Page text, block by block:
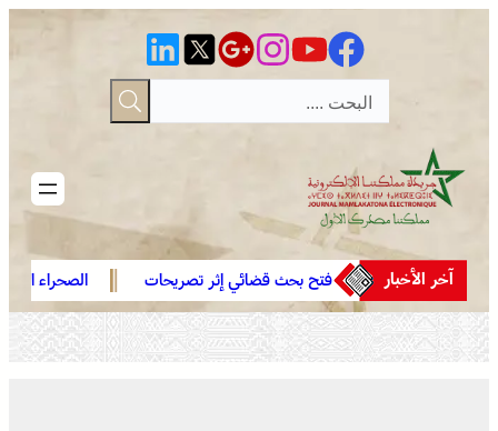
آخر الأخبار
العرائش .. فتح بحث قضائي إثر تصريحات
واتهامات زائفة مرتبطة بمحاولة للهجرة
غير النظامية
الصحراء المغربية ..
صحرائه